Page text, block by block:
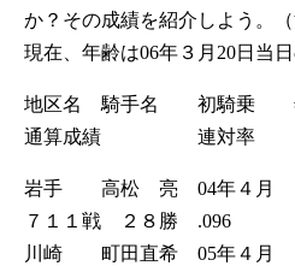
か？その成績を紹介しよう。
現在、年齢は06年３月20日当日
地区名 騎手名 初騎乗
通算成績 連対率
岩手 高松 亮 04年４月
７１１戦 ２８勝 .096
川崎 町田直希 05年４月